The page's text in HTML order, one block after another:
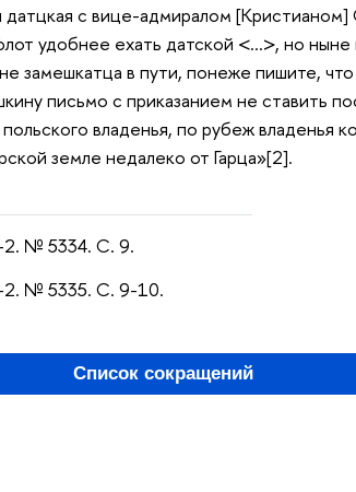
датцкая с вице-адмиралом [Кристианом]
удобнее ехать датской <…>, но
замешкатца в пути, понеже пишите,
письмо с приказанием не ставить
владенья, по рубеж владенья
земле недалеко от Гарца»[2].
№ 5334. С. 9.
№ 5335. С. 9-10.
Список сокращений